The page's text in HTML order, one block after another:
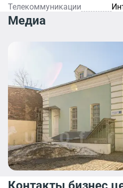
Телекоммуникации
Медиа